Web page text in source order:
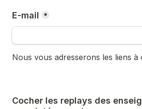
E-mail *
Nous vous adresserons les liens à
Cocher les replays des